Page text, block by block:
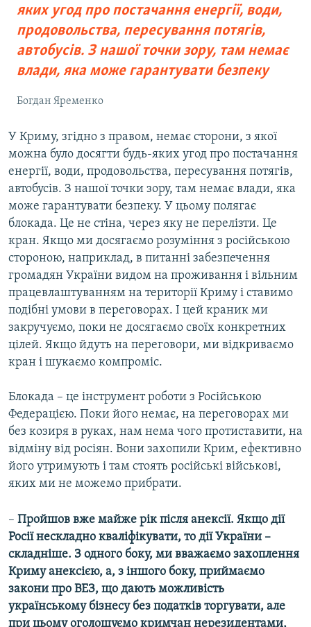
яких угод про постачання енергії, води,
продовольства, пересування потягів,
автобусів. З нашої точки зору, там немає
влади, яка може гарантувати безпеку
Богдан Яременко
У Криму, згідно з правом, немає сторони, з якої
можна було досягти будь-яких угод про постачання
енергії, води, продовольства, пересування потягів,
автобусів. З нашої точки зору, там немає влади, яка
може гарантувати безпеку. У цьому полягає
блокада. Це не стіна, через яку не перелізти. Це
кран. Якщо ми досягаємо розуміння з російською
стороною, наприклад, в питанні забезпечення
громадян України видом на проживання і вільним
працевлаштуванням на території Криму і ставимо
подібні умови в переговорах. І цей краник ми
закручуємо, поки не досягаємо своїх конкретних
цілей. Якщо йдуть на переговори, ми відкриваємо
кран і шукаємо компроміс.
Блокада – це інструмент роботи з Російською
Федерацією. Поки його немає, на переговорах ми
без козиря в руках, нам нема чого протиставити, на
відміну від росіян. Вони захопили Крим, ефективно
його утримують і там стоять російські військові,
яких ми не можемо прибрати.
– Пройшов вже майже рік після анексії. Якщо дії
Росії нескладно кваліфікувати, то дії України –
складніше. З одного боку, ми вважаємо захоплення
Криму анексією, а, з іншого боку, приймаємо
закони про ВЕЗ, що дають можливість
українському бізнесу без податків торгувати, але
при цьому оголошуємо кримчан нерезидентами,